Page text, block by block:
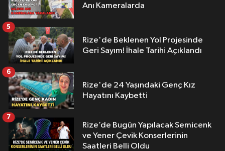
Anı Kameralarda
Rize'de Beklenen Yol Projesinde
Geri Sayım! İhale Tarihi Açıklandı
5
Rize'de 24 Yaşındaki Genç Kız
Hayatını Kaybetti
6
Rize’de Bugün Yapılacak Semicenk
ve Yener Çevik Konserlerinin
Saatleri Belli Oldu
7